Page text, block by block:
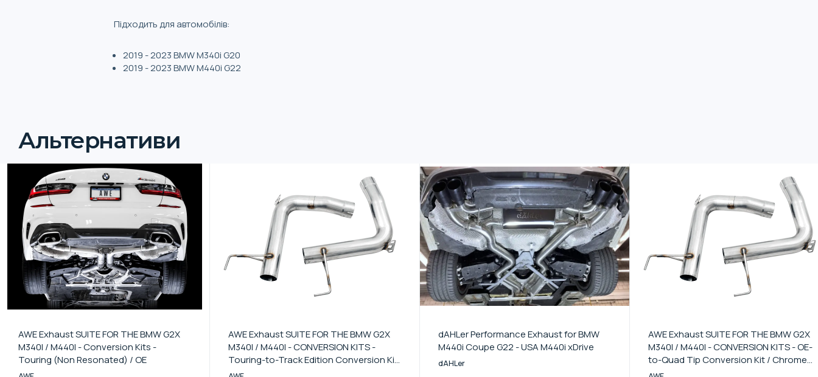
Підходить для автомобілів:
2019 - 2023 BMW M340i G20
2019 - 2023 BMW M440i G22
Альтернативи
AWE Exhaust SUITE FOR THE BMW G2X
M340I / M440I - Conversion Kits -
Touring (Non Resonated) / OE
AWE Exhaust SUITE FOR THE BMW G2X
M340I / M440I - CONVERSION KITS -
Touring-to-Track Edition Conversion Kit
/ None
dAHLer Performance Exhaust for BMW
M440i Coupe G22 - USA M440i xDrive
dAHLer
AWE Exhaust SUITE FOR THE BMW G2X
M340I / M440I - CONVERSION KITS - OE-
to-Quad Tip Conversion Kit / Chrome
Silver